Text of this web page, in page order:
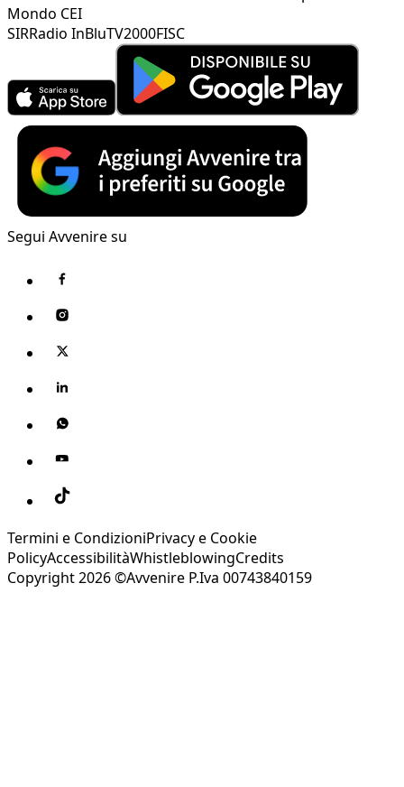
Mondo CEI
SIRRadio InBluTV2000FISC
Segui Avvenire su
Termini e CondizioniPrivacy e Cookie
PolicyAccessibilitàWhistleblowingCredits
Copyright 2026 ©Avvenire P.Iva 00743840159